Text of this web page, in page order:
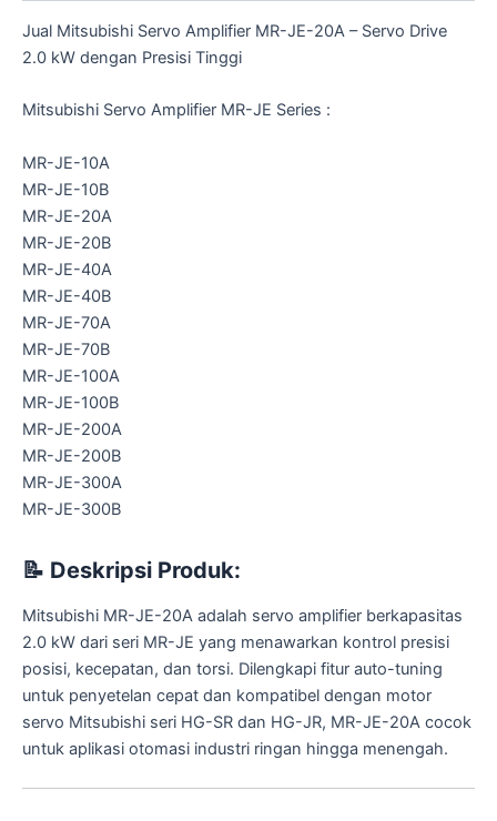
Jual Mitsubishi Servo Amplifier MR-JE-20A – Servo Drive
2.0 kW dengan Presisi Tinggi
Mitsubishi Servo Amplifier MR-JE Series :
MR-JE-10A
MR-JE-10B
MR-JE-20A
MR-JE-20B
MR-JE-40A
MR-JE-40B
MR-JE-70A
MR-JE-70B
MR-JE-100A
MR-JE-100B
MR-JE-200A
MR-JE-200B
MR-JE-300A
MR-JE-300B
📝 Deskripsi Produk:
Mitsubishi MR-JE-20A adalah servo amplifier berkapasitas
2.0 kW dari seri MR-JE yang menawarkan kontrol presisi
posisi, kecepatan, dan torsi. Dilengkapi fitur auto-tuning
untuk penyetelan cepat dan kompatibel dengan motor
servo Mitsubishi seri HG-SR dan HG-JR, MR-JE-20A cocok
untuk aplikasi otomasi industri ringan hingga menengah.